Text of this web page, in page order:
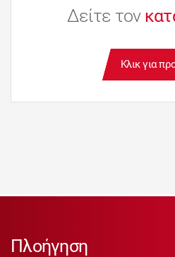
Δείτε τον
Κλικ για
Πλοήγηση